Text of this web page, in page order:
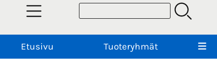
Etusivu Tuoteryhmät